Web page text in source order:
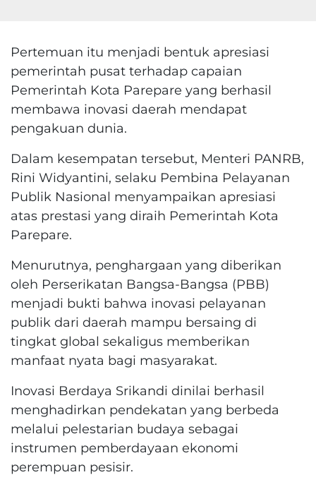
Pertemuan itu menjadi bentuk apresiasi
pemerintah pusat terhadap capaian
Pemerintah Kota Parepare yang berhasil
membawa inovasi daerah mendapat
pengakuan dunia.
Dalam kesempatan tersebut, Menteri PANRB,
Rini Widyantini, selaku Pembina Pelayanan
Publik Nasional menyampaikan apresiasi
atas prestasi yang diraih Pemerintah Kota
Parepare.
Menurutnya, penghargaan yang diberikan
oleh Perserikatan Bangsa-Bangsa (PBB)
menjadi bukti bahwa inovasi pelayanan
publik dari daerah mampu bersaing di
tingkat global sekaligus memberikan
manfaat nyata bagi masyarakat.
Inovasi Berdaya Srikandi dinilai berhasil
menghadirkan pendekatan yang berbeda
melalui pelestarian budaya sebagai
instrumen pemberdayaan ekonomi
perempuan pesisir.